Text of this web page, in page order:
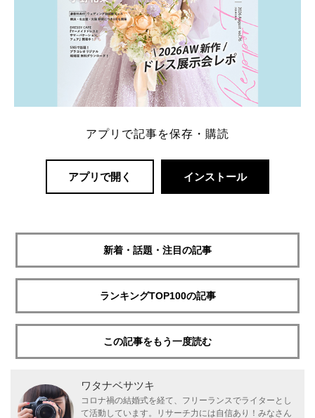
アプリで記事を保存・購読
アプリで開く インストール
新着・話題・注目の記事
ランキングTOP100の記事
この記事をもう一度読む
ワタナベサツキ
コロナ禍の結婚式を経て、フリーランスでライターとし
て活動しています。リサーチ力には自信あり！みなさん